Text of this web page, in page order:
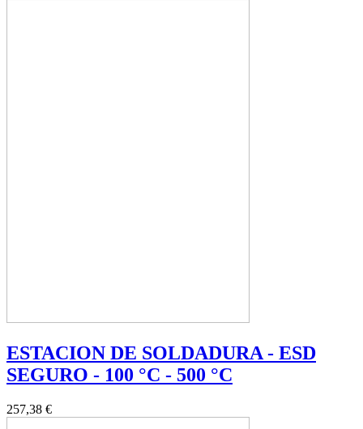
ESTACION DE SOLDADURA - ESD
SEGURO - 100 °C - 500 °C
257,38 €